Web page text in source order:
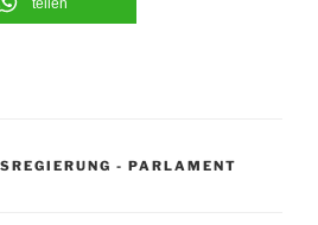
teilen
- PARLAMENT